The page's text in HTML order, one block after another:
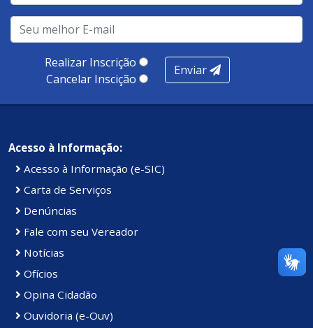
Realizar Inscrição
Cancelar Inscição
Enviar
Acesso à Informação:
Acesso à Informação (e-SIC)
Carta de Serviços
Denúncias
Fale com seu Vereador
Notícias
Ofícios
Opina Cidadão
Ouvidoria (e-Ouv)